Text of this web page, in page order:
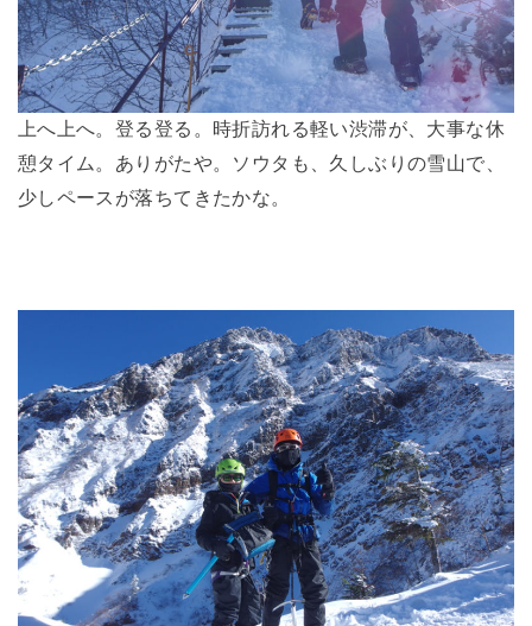
上へ上へ。登る登る。時折訪れる軽い渋滞が、大事な休
憩タイム。ありがたや。ソウタも、久しぶりの雪山で、
少しペースが落ちてきたかな。